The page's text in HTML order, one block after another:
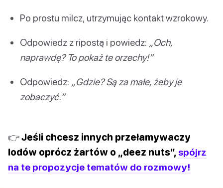
Po prostu milcz, utrzymując kontakt wzrokowy.
Odpowiedz z ripostą i powiedz: „Och,
naprawdę? To pokaż te orzechy!”
Odpowiedz: „Gdzie? Są za małe, żeby je
zobaczyć.”
👉Jeśli chcesz innych przełamywaczy
lodów oprócz żartów o „deez nuts”, spójrz
na te propozycje tematów do rozmowy!